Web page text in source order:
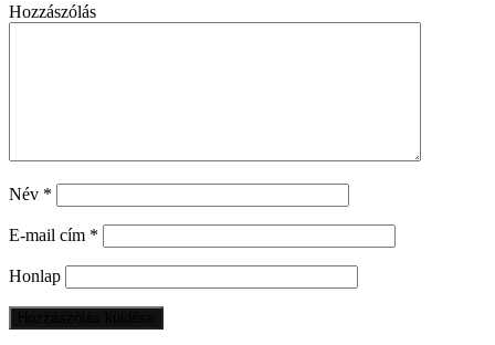
Hozzászólás
Név *
E-mail cím *
Honlap